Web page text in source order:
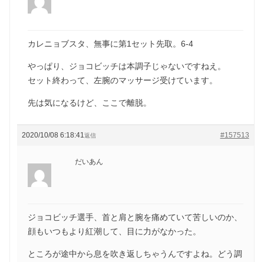
カレニョブスタ、無事に第1セット先取。6-4
やっぱり、ジョコビッチは本調子じゃないですねえ。
セット終わって、左腕のマッサージ受けています。
先は気になるけど、ここで離脱。
2020/10/08 6:18:41 #157513
返信
だいあん
ジョコビッチ選手、首と肩と腕を痛めていて苦しいのか、
顔もいつもより紅潮して、目に力がなかった。
ところが途中から息を吹き返しちゃうんですよね。どう調